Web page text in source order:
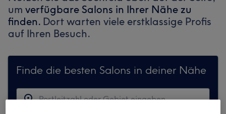
um verfügbare Salons in Ihrer Nähe zu
finden. Dort warten viele erstklassige Profis
auf Ihren Besuch.
Finde die besten Salons in deiner Nähe